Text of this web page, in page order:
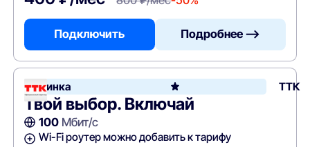
Подключить Подробнее —>
Новинка ТТК
Твой выбор. Включай
100Мбит/с
Wi-Fi роутер можно добавить к тарифу